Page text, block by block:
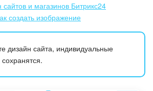
сайтов и магазинов Битрикс24
создать изображение
дизайн сайта, индивидуальные